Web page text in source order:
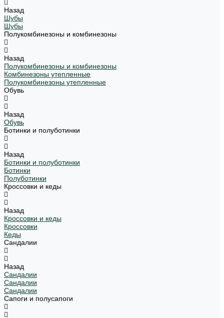
Назад
Шубы
Шубы
Полукомбинезоны и комбинезоны
Назад
Полукомбинезоны и комбинезоны
Комбинезоны утепленные
Полукомбинезоны утепленные
Обувь
Назад
Обувь
Ботинки и полуботинки
Назад
Ботинки и полуботинки
Ботинки
Полуботинки
Кроссовки и кеды
Назад
Кроссовки и кеды
Кроссовки
Кеды
Сандалии
Назад
Сандалии
Сандалии
Сандалии
Сапоги и полусапоги